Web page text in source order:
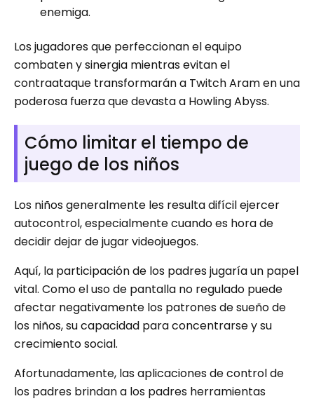
enemiga.
Los jugadores que perfeccionan el equipo
combaten y sinergia mientras evitan el
contraataque transformarán a Twitch Aram en una
poderosa fuerza que devasta a Howling Abyss.
Cómo limitar el tiempo de
juego de los niños
Los niños generalmente les resulta difícil ejercer
autocontrol, especialmente cuando es hora de
decidir dejar de jugar videojuegos.
Aquí, la participación de los padres jugaría un papel
vital. Como el uso de pantalla no regulado puede
afectar negativamente los patrones de sueño de
los niños, su capacidad para concentrarse y su
crecimiento social.
Afortunadamente, las aplicaciones de control de
los padres brindan a los padres herramientas